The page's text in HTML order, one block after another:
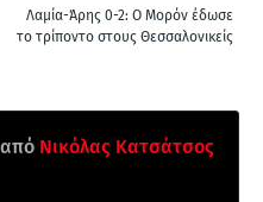
Λαμία-Άρης 0-2: Ο Μορόν έδωσε
το τρίποντο στους Θεσσαλονικείς
Νικόλας Κατσάτσος